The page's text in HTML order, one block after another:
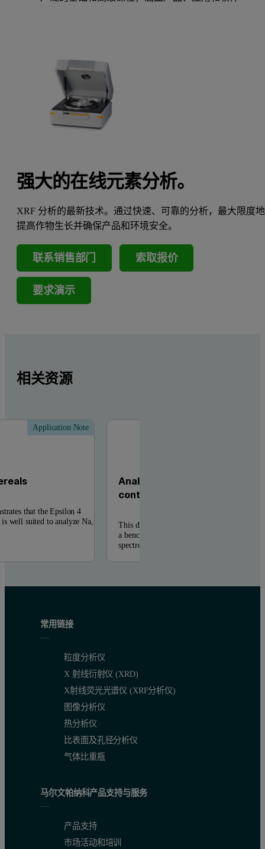
强大的在线元素分析。
XRF 分析的最新技术。通过快速、可靠的分析，最大限度地
提高作物生长并确保产品和环境安全。
联系销售部门 索取报价
要求演示
相关资源
Application Note
that the Epsilon 4
well suited to analyze Na,
Analysis of mineral and trace
content in livestock feed
This data sheet investigates the capabilities
a benchtop energy dispersive X-ray
spectrometer as a tool ...
常用链接
粒度分析仪
X 射线衍射仪 (XRD)
X射线荧光光谱仪 (XRF分析仪)
图像分析仪
热分析仪
比表面及孔径分析仪
气体比重瓶
马尔文帕纳科产品支持与服务
产品支持
市场活动和培训